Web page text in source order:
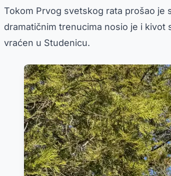
Tokom Prvog svetskog rata prošao je
dramatičnim trenucima nosio je i kivot
vraćen u Studenicu.